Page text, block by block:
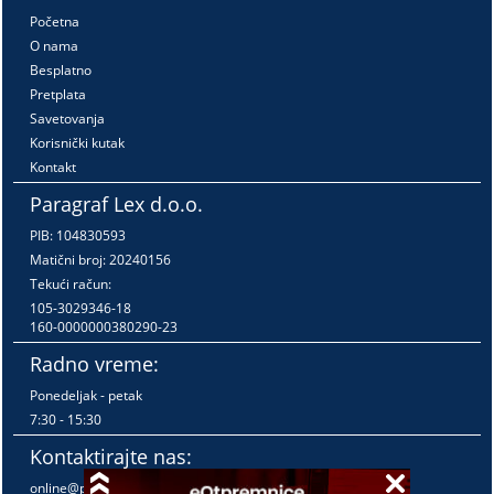
Početna
O nama
Besplatno
Pretplata
Savetovanja
Korisnički kutak
Kontakt
Paragraf Lex d.o.o.
PIB: 104830593
Matični broj: 20240156
Tekući račun:
105-3029346-18
160-0000000380290-23
Radno vreme:
Ponedeljak - petak
7:30 - 15:30
Kontaktirajte nas:
online@paragraf.rs